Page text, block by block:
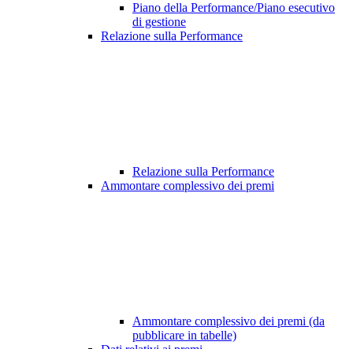
Piano della Performance/Piano esecutivo
di gestione
Relazione sulla Performance
Relazione sulla Performance
Ammontare complessivo dei premi
Ammontare complessivo dei premi (da
pubblicare in tabelle)